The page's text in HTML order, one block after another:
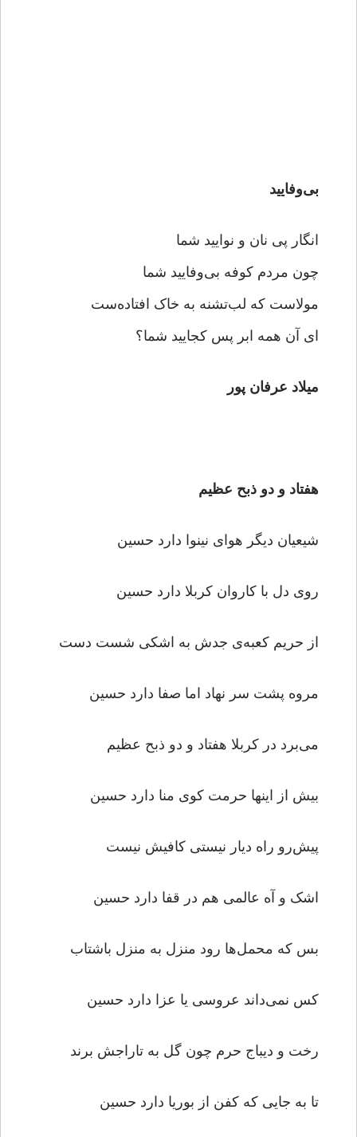
بی‌وفایید
انگار پی نان و نوایید شما
چون مردم کوفه بی‌وفایید شما
مولاست که لب‌تشنه به خاک افتاده‌ست
ای آن همه ابر پس کجایید شما؟
میلاد عرفان پور
هفتاد و دو ذبح عظیم
شیعیان دیگر هوای نینوا دارد حسین
روی دل با کاروان کربلا دارد حسین
از حریم کعبه‌ی جدش به اشکی شست دست
مروه پشت سر نهاد اما صفا دارد حسین
می‌برد در کربلا هفتاد و دو ذبح عظیم
بیش از اینها حرمت کوی منا دارد حسین
پیش‌رو راه دیار نیستی کافیش نیست
اشک و آه عالمی هم در قفا دارد حسین
بس که محمل‌ها رود منزل به منزل باشتاب
کس نمی‌داند عروسی یا عزا دارد حسین
رخت و دیباج حرم چون گل به تاراجش برند
تا به جایی که کفن از بوریا دارد حسین